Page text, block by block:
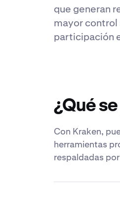
que generan
mayor control
participación
¿Qué
Con Kraken,
herramientas
respaldadas